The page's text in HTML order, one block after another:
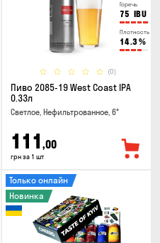
Горечь
75 IBU
Плотность
14.3%
(0)
Пиво 2085-19 West Coast IPA
0.33л
Светлое, Нефильтрованное, 6°
111 ,00
грн за 1 шт
Только онлайн
Новинка